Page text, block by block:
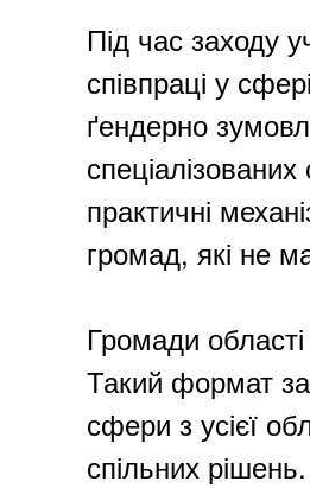
Під час заходу
співпраці у
ґендерно
практичні
громад, які не
Громади
Такий формат
сфери з усієї
спільних рішень.